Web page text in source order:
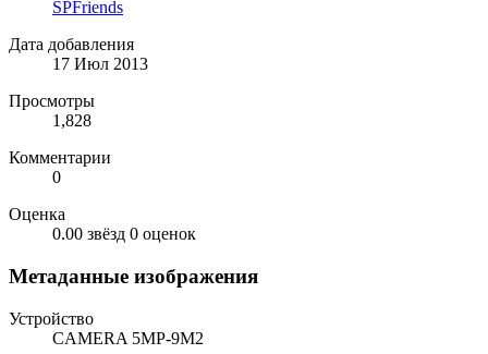
SPFriends
Дата добавления
17 Июл 2013
Просмотры
1,828
Комментарии
0
Оценка
0.00 звёзд 0 оценок
Метаданные изображения
Устройство
CAMERA 5MP-9M2